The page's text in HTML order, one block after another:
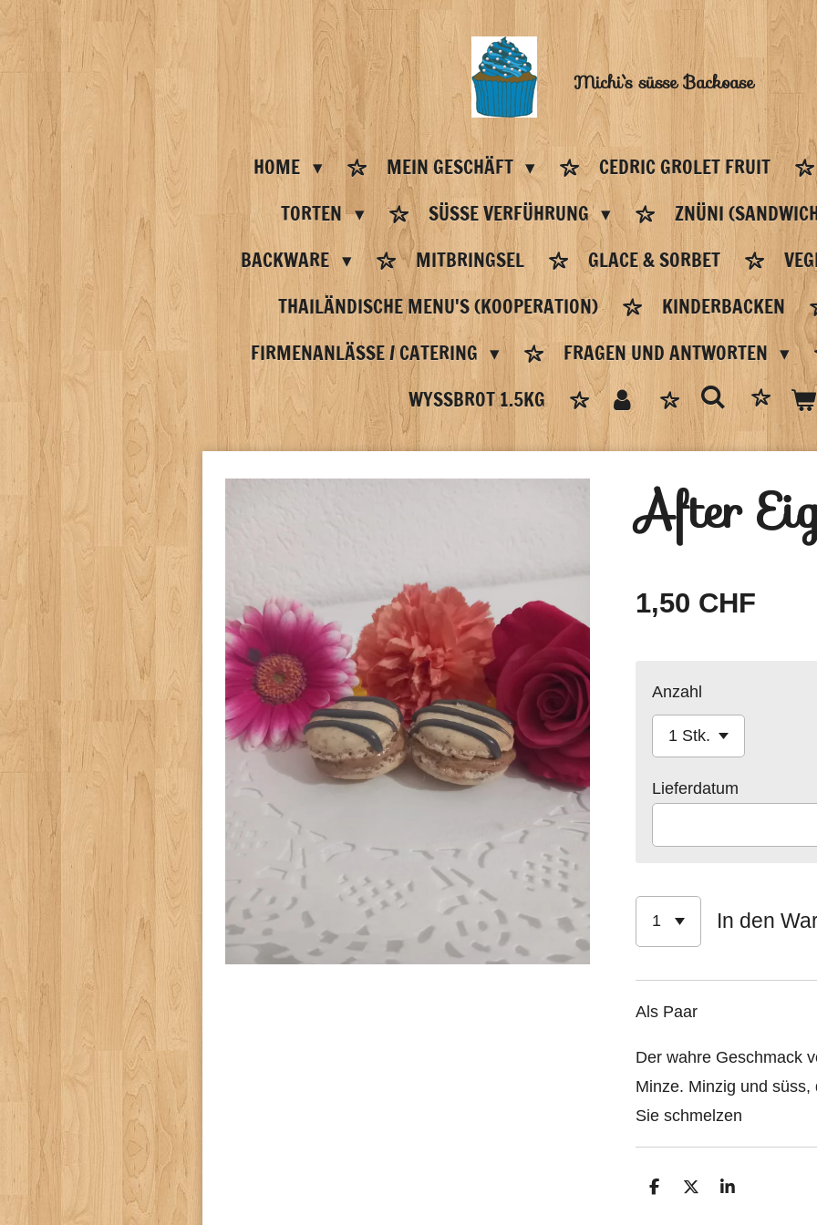
Hauptinhalt
Michi`ssüsse Backoase
HOME MEIN GESCHÄFT
CEDRIC GROLET FRUIT
TORTEN
SÜSSE VERFÜHRUNG
ZNÜNI
BACKWARE
MITBRINGSEL GLACE & SORBET
THAILÄNDISCHE MENU'S (KOOPERATION)
KINDERBACKEN
FIRMENANLÄSSE / CATERING
FRAGEN UND ANTWORTEN
WYSSBROT 1.5KG
After
1,50 CHF
Anzahl
Lieferdatum
In den
Als Paar
Der wahre Geschmack
Minze. Minzig und
Sie schmelzen
T
T
T